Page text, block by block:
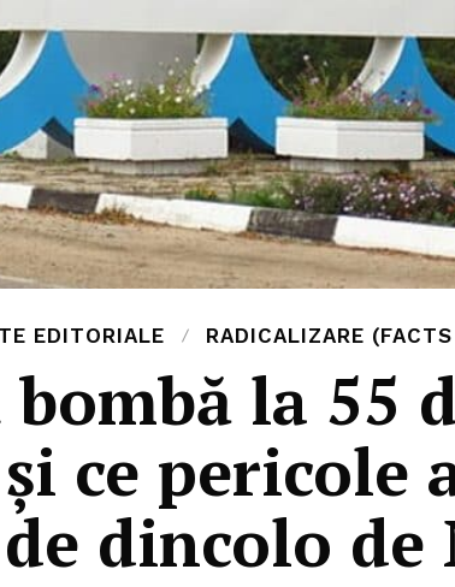
EDITORIALE RADICALIZARE
la 55
ce pericole
dincolo